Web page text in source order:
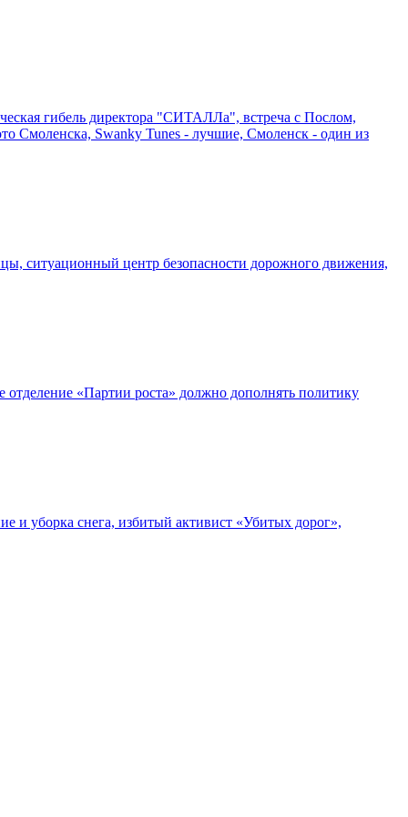
гибель директора "СИТАЛЛа", встреча с Послом,
Смоленска, Swanky Tunes - лучшие, Смоленск - один из
ситуационный центр безопасности дорожного движения,
«Партии роста» должно дополнять политику
и уборка снега, избитый активист «Убитых дорог»,